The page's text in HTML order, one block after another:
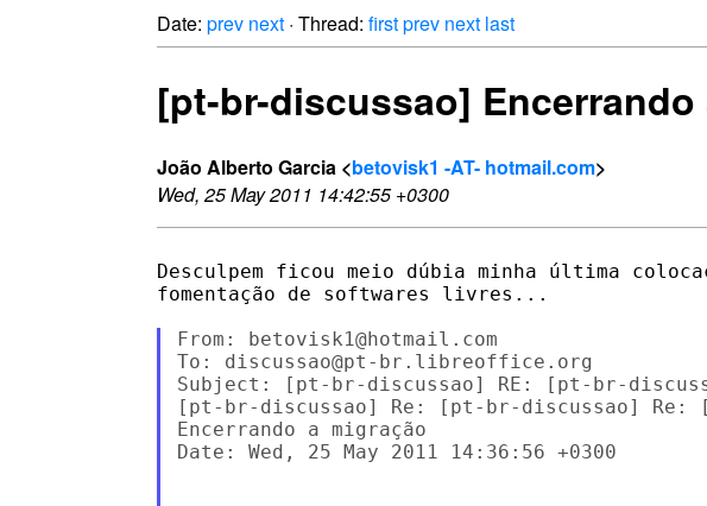
Date: prev next · Thread: firstprev next last
[pt-br-discussao] Encerrando
João Alberto Garcia <betovisk1 -AT- hotmail.com>
Wed, 25 May 2011 14:42:55 +0300
Desculpem ficou meio dúbia minha última
fomentação de softwares livres...
From: betovisk1@hotmail.com
To: discussao@pt-br.libreoffice.org
Subject: [pt-br-discussao] RE: [pt-br-
[pt-br-discussao] Re: [pt-br-discussao] Re:
Encerrando a migração
Date: Wed, 25 May 2011 14:36:56 +0300